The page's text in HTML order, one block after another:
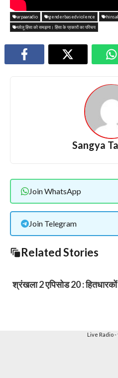
arpaaradio genderbasedviolence
घरेलू हिंसा को समझना। हिंसा के प्रकारों का परिचय
Sangya
Join WhatsApp
Join Telegram
Related Stories
श्रंखला 2 एपिसोड 20 : हितधारकों
Live Radio -